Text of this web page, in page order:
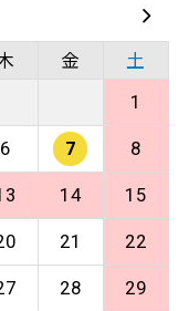
金 土
1
6 7 8
14 15
21 22
28 29